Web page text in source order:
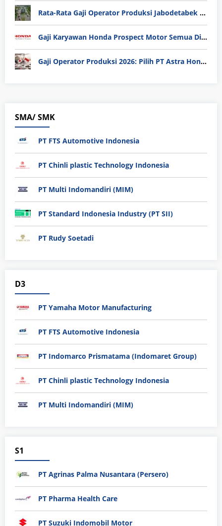
Rata-Rata Gaji Operator Produksi Jabodetabek 2025: Bedah Tuntas UMK, Lemburan, dan Realita Hidup Buruh
Gaji Karyawan Honda Prospect Motor Semua Divisi
Gaji Operator Produksi 2026: Pilih PT Astra Honda Motor (AHM) atau Manufaktur di Jepang?
SMA/ SMK
PT FTS Automotive Indonesia
PT Chinli plastic Technology Indonesia
PT Multi Indomandiri (MIM)
PT Standard Indonesia Industry (PT SII)
PT Rudy Soetadi
D3
PT Yamaha Motor Manufacturing
PT FTS Automotive Indonesia
PT Indomarco Prismatama (Indomaret Group)
PT Chinli plastic Technology Indonesia
PT Multi Indomandiri (MIM)
S1
PT Agrinas Palma Nusantara (Persero)
PT Pharma Health Care
PT Suzuki Indomobil Motor